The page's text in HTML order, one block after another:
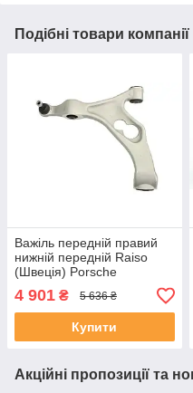
Подібні товари компанії
Важіль передній правий
нижній передній Raiso
(Швеція) Porsche
Cayenne, Порш Кайєн 06-
#RL-7P0152C UAAFIPN4
4 901 ₴ 5 636 ₴
Купити
Акційні пропозиції та